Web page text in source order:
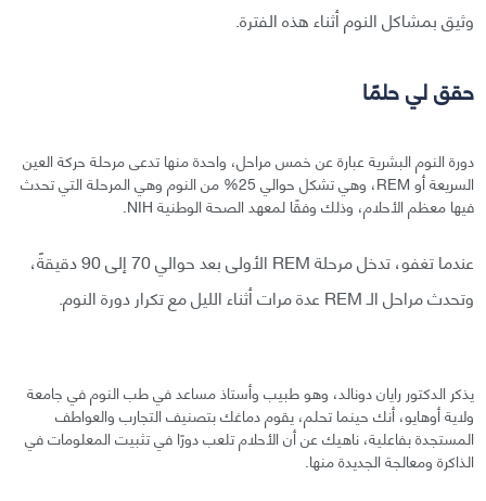
وثيق بمشاكل النوم أثناء هذه الفترة.
حقق لي حلمًا
دورة النوم البشرية عبارة عن خمس مراحل، واحدة منها تدعى مرحلة حركة العين
السريعة أو REM، وهي تشكل حوالي 25% من النوم وهي المرحلة التي تحدث
فيها معظم الأحلام، وذلك وفقًا لمعهد الصحة الوطنية NIH.
عندما تغفو، تدخل مرحلة REM الأولى بعد حوالي 70 إلى 90 دقيقةً،
وتحدث مراحل الـ REM عدة مرات أثناء الليل مع تكرار دورة النوم.
يذكر الدكتور رايان دونالد، وهو طبيب وأستاذ مساعد في طب النوم في جامعة
ولاية أوهايو، أنك حينما تحلم، يقوم دماغك بتصنيف التجارب والعواطف
المستجدة بفاعلية، ناهيك عن أن الأحلام تلعب دورًا في تثبيت المعلومات في
الذاكرة ومعالجة الجديدة منها.